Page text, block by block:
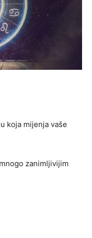
koja mijenja vaše
zanimljivijim